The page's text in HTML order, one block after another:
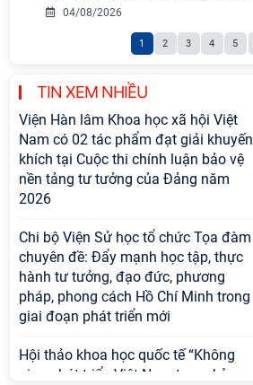
04/08/2026
1 2 3 4 5
TIN XEM NHIỀU
Viện Hàn lâm Khoa học xã hội Việt
Nam có 02 tác phẩm đạt giải khuyến
khích tại Cuộc thi chính luận bảo vệ
nền tảng tư tưởng của Đảng năm
2026
Chi bộ Viện Sử học tổ chức Tọa đàm
chuyên đề: Đẩy mạnh học tập, thực
hành tư tưởng, đạo đức, phương
pháp, phong cách Hồ Chí Minh trong
giai đoạn phát triển mới
Hội thảo khoa học quốc tế “Không
gian phát triển Việt Nam trong kỷ